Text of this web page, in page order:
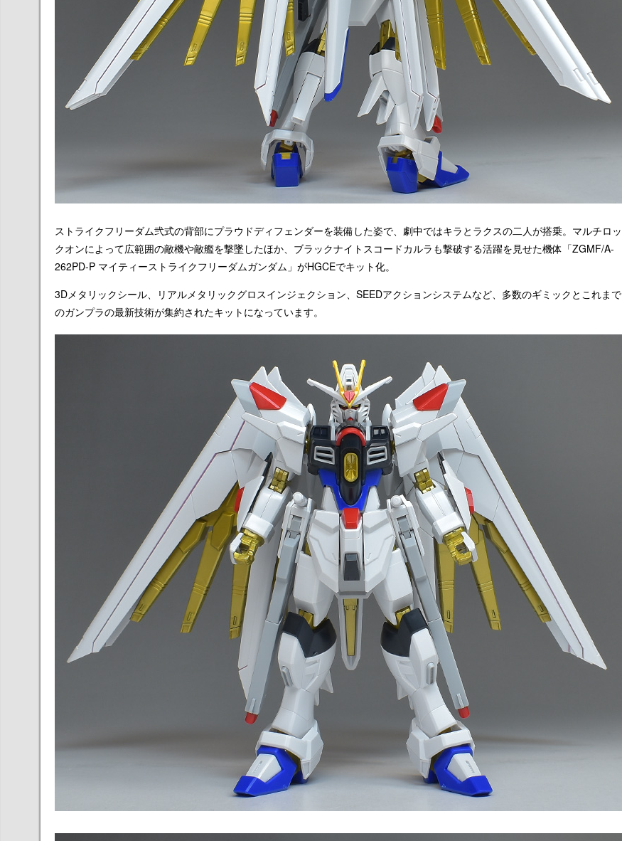
ストライクフリーダム弐式の背部にプラウドディフェンダーを装備した姿で、劇中ではキラとラクスの二人が搭乗。マルチロッ
クオンによって広範囲の敵機や敵艦を撃墜したほか、ブラックナイトスコードカルラも撃破する活躍を見せた機体「ZGMF/A-
262PD-P マイティーストライクフリーダムガンダム」がHGCEでキット化。
3Dメタリックシール、リアルメタリックグロスインジェクション、SEEDアクションシステムなど、多数のギミックとこれまで
のガンプラの最新技術が集約されたキットになっています。